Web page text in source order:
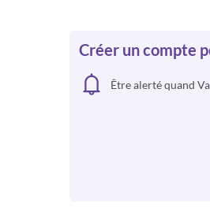
Créer un compte
Être alerté quand